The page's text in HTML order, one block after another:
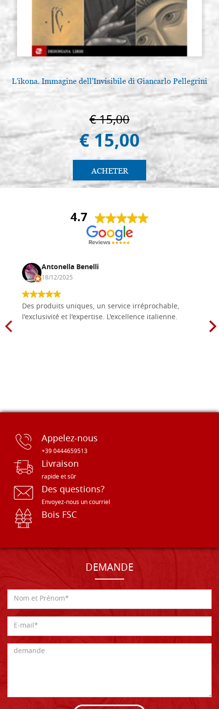
L'ikona. Immagine dell'Invisibile di Giancarlo Pellegrini
€ 15,00
€ 15,00
ACHETER
4.7
Antonella Benelli
18/12/2025
Des produits uniques, un service irréprochable,
l'exclusivité et l'expertise. L'excellence italienne.
Appelez-nous
+39 0444659513
Livraison
rapide et sûr
Des questions?
Envoyez-nous un courriel
Bois FSC
DEMANDE